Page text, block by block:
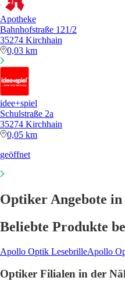
Apotheke
Bahnhofstraße 121/2
35274 Kirchhain
0,03 km
idee+spiel
Schulstraße 2a
35274 Kirchhain
0,05 km
geöffnet
Optiker Angebote
Beliebte Produkte
Apollo Optik LesebrilleApollo
Optiker Filialen in der